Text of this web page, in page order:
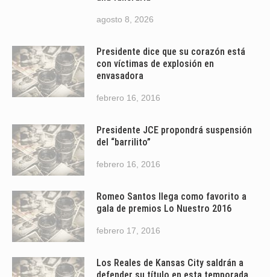
agosto 8, 2026
Presidente dice que su corazón está
con víctimas de explosión en
envasadora
febrero 16, 2016
Presidente JCE propondrá suspensión
del “barrilito”
febrero 16, 2016
Romeo Santos llega como favorito a
gala de premios Lo Nuestro 2016
febrero 17, 2016
Los Reales de Kansas City saldrán a